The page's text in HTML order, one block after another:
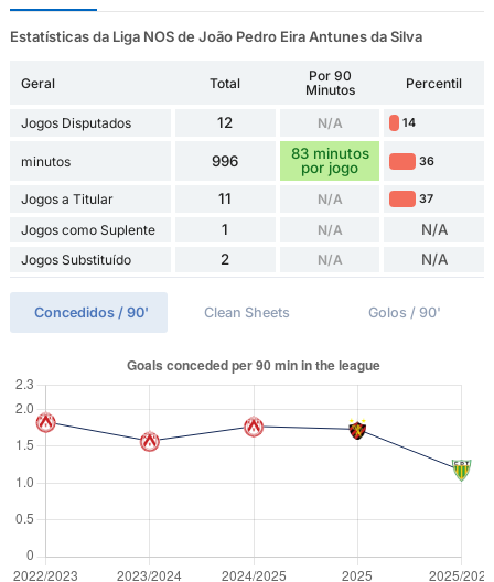
Estatísticas da Liga NOS de João Pedro Eira Antunes da Silva
Geral Total
Por 90
Minutos
Percentil
Jogos Disputados 12 N/A 14
minutos 996
83 minutos
por jogo
36
Jogos a Titular 11 N/A 37
Jogos como Suplente 1 N/A N/A
Jogos Substituído 2 N/A N/A
Concedidos / 90' Clean Sheets Golos / 90'